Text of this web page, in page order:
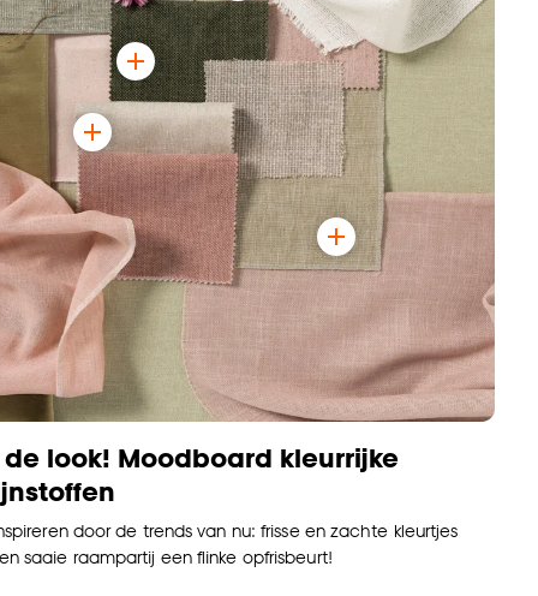
de look! Moodboard kleurrijke
door de trends van nu: frisse en zachte kleurtjes
saaie raampartij een flinke opfrisbeurt!